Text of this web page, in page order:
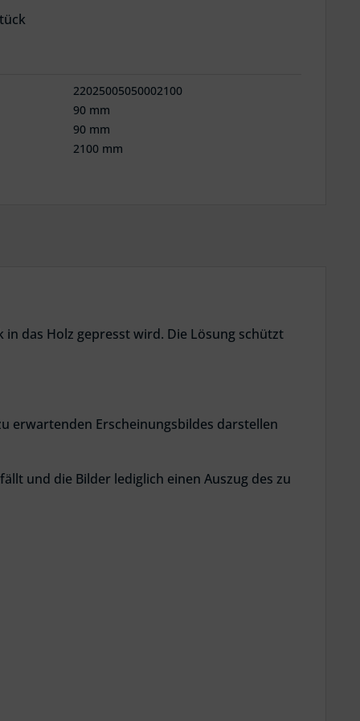
22025005050002100
90 mm
90 mm
2100 mm
das Holz gepresst wird. Die Lösung schützt
erwartenden Erscheinungsbildes darstellen
und die Bilder lediglich einen Auszug des zu